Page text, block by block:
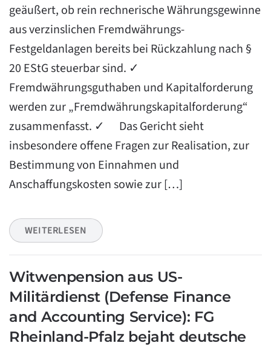
geäußert, ob rein rechnerische Währungsgewinne
aus verzinslichen Fremdwährungs-
Festgeldanlagen bereits bei Rückzahlung nach §
20 EStG steuerbar sind. ✓
Fremdwährungsguthaben und Kapitalforderung
werden zur „Fremdwährungskapitalforderung“
zusammenfasst. ✓ Das Gericht sieht
insbesondere offene Fragen zur Realisation, zur
Bestimmung von Einnahmen und
Anschaffungskosten sowie zur […]
WEITERLESEN
Witwenpension aus US-
Militärdienst (Defense Finance
and Accounting Service): FG
Rheinland-Pfalz bejaht deutsche